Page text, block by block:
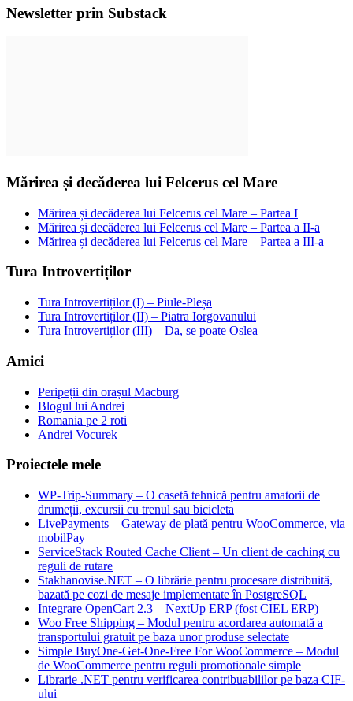
Newsletter prin Substack
Mărirea și decăderea lui Felcerus cel Mare
Mărirea și decăderea lui Felcerus cel Mare – Partea I
Mărirea și decăderea lui Felcerus cel Mare – Partea a II-a
Mărirea și decăderea lui Felcerus cel Mare – Partea a III-a
Tura Introvertiților
Tura Introvertiților (I) – Piule-Pleșa
Tura Introvertiților (II) – Piatra Iorgovanului
Tura Introvertiților (III) – Da, se poate Oslea
Amici
Peripeții din orașul Macburg
Blogul lui Andrei
Romania pe 2 roti
Andrei Vocurek
Proiectele mele
WP-Trip-Summary – O casetă tehnică pentru amatorii de
drumeții, excursii cu trenul sau bicicleta
LivePayments – Gateway de plată pentru WooCommerce, via
mobilPay
ServiceStack Routed Cache Client – Un client de caching cu
reguli de rutare
Stakhanovise.NET – O librărie pentru procesare distribuită,
bazată pe cozi de mesaje implementate în PostgreSQL
Integrare OpenCart 2.3 – NextUp ERP (fost CIEL ERP)
Woo Free Shipping – Modul pentru acordarea automată a
transportului gratuit pe baza unor produse selectate
Simple BuyOne-Get-One-Free For WooCommerce – Modul
de WooCommerce pentru reguli promotionale simple
Librarie .NET pentru verificarea contribuabililor pe baza CIF-
ului